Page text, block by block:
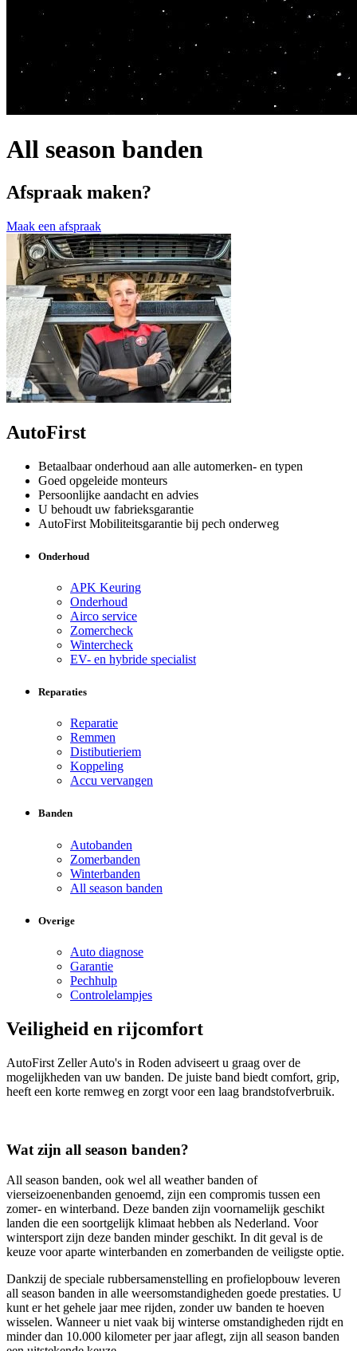
All season banden
Afspraak maken?
Maak een afspraak
AutoFirst
Betaalbaar onderhoud aan alle automerken- en typen
Goed opgeleide monteurs
Persoonlijke aandacht en advies
U behoudt uw fabrieksgarantie
AutoFirst Mobiliteitsgarantie bij pech onderweg
Onderhoud
APK Keuring
Onderhoud
Airco service
Zomercheck
Wintercheck
EV- en hybride specialist
Reparaties
Reparatie
Remmen
Distibutieriem
Koppeling
Accu vervangen
Banden
Autobanden
Zomerbanden
Winterbanden
All season banden
Overige
Auto diagnose
Garantie
Pechhulp
Controlelampjes
Veiligheid en rijcomfort
AutoFirst Zeller Auto's in Roden adviseert u graag over de
mogelijkheden van uw banden. De juiste band biedt comfort, grip,
heeft een korte remweg en zorgt voor een laag brandstofverbruik.
Wat zijn all season banden?
All season banden, ook wel all weather banden of
vierseizoenenbanden genoemd, zijn een compromis tussen een
zomer- en winterband. Deze banden zijn voornamelijk geschikt
landen die een soortgelijk klimaat hebben als Nederland. Voor
wintersport zijn deze banden minder geschikt. In dit geval is de
keuze voor aparte winterbanden en zomerbanden de veiligste optie.
Dankzij de speciale rubbersamenstelling en profielopbouw leveren
all season banden in alle weersomstandigheden goede prestaties. U
kunt er het gehele jaar mee rijden, zonder uw banden te hoeven
wisselen. Wanneer u niet vaak bij winterse omstandigheden rijdt en
minder dan 10.000 kilometer per jaar aflegt, zijn all season banden